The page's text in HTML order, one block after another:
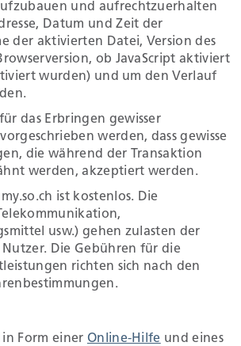
und aufrechtzuerhalten
Datum und Zeit der
der aktivierten Datei, Version des
ob JavaScript aktiviert
wurden) und um den Verlauf
das Erbringen gewisser
werden, dass gewisse
die während der Transaktion
werden, akzeptiert werden.
ist kostenlos. Die
usw.) gehen zulasten der
Die Gebühren für die
richten sich nach den
Form einer Online-Hilfe und eines